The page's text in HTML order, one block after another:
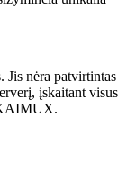
Jis nėra patvirtintas
įskaitant visus